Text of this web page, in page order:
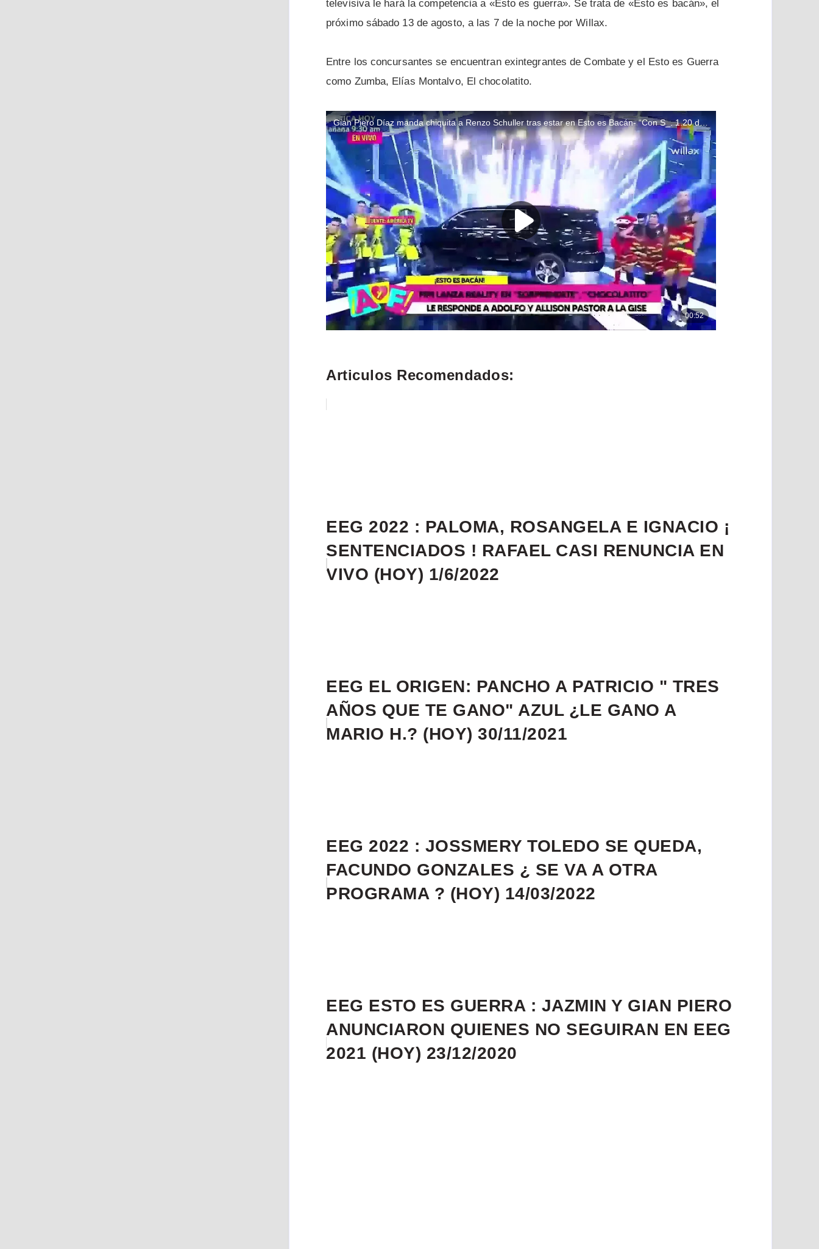
televisiva le hará la competencia a «Esto es guerra». Se trata de «Esto es bacán», el
próximo sábado 13 de agosto, a las 7 de la noche por Willax.
Entre los concursantes se encuentran exintegrantes de Combate y el Esto es Guerra
como Zumba, Elías Montalvo, El chocolatito.
Articulos Recomendados:
EEG 2022 : PALOMA, ROSANGELA E IGNACIO ¡
SENTENCIADOS ! RAFAEL CASI RENUNCIA EN
VIVO (HOY) 1/6/2022
EEG EL ORIGEN: PANCHO A PATRICIO " TRES
AÑOS QUE TE GANO" AZUL ¿LE GANO A
MARIO H.? (HOY) 30/11/2021
EEG 2022 : JOSSMERY TOLEDO SE QUEDA,
FACUNDO GONZALES ¿ SE VA A OTRA
PROGRAMA ? (HOY) 14/03/2022
EEG ESTO ES GUERRA : JAZMIN Y GIAN PIERO
ANUNCIARON QUIENES NO SEGUIRAN EN EEG
2021 (HOY) 23/12/2020